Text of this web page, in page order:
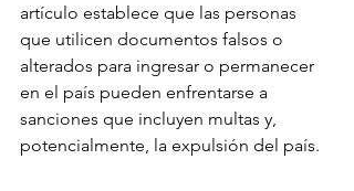
artículo establece que las personas
que utilicen documentos falsos o
alterados para ingresar o permanecer
en el país pueden enfrentarse a
sanciones que incluyen multas y,
potencialmente, la expulsión del país.